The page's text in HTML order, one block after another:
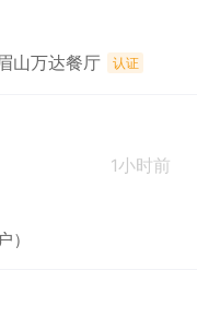
山万达餐厅 认证
1小时前